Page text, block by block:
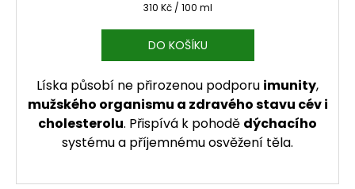
Měrná cena:
310 Kč / 100 ml
DO KOŠÍKU
Líska působí ne přirozenou podporu imunity,
mužského organismu a zdravého stavu cév i
cholesterolu. Přispívá k pohodě dýchacího
systému a příjemnému osvěžení těla.